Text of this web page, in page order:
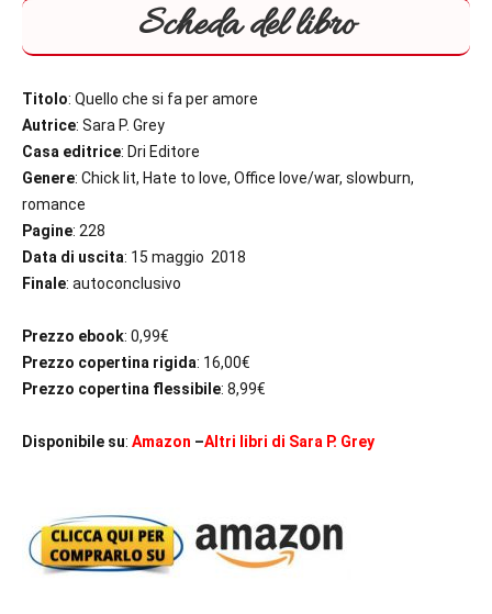
Scheda del libro
Titolo: Quello che si fa per amore
Autrice: Sara P. Grey
Casa editrice: Dri Editore
Genere: Chick lit, Hate to love, Office love/war, slowburn,
romance
Pagine: 228
Data di uscita: 15 maggio 2018
Finale: autoconclusivo
Prezzo ebook: 0,99€
Prezzo copertina rigida: 16,00€
Prezzo copertina flessibile: 8,99€
Disponibile su: Amazon –Altri libri di Sara P. Grey